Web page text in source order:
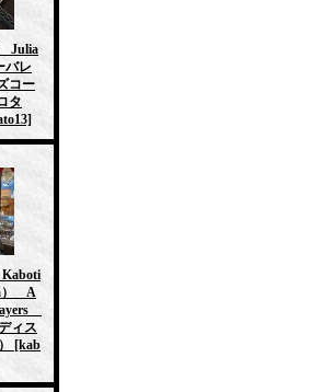
Julia
レ
コー
タ
） A
ィス
[kab